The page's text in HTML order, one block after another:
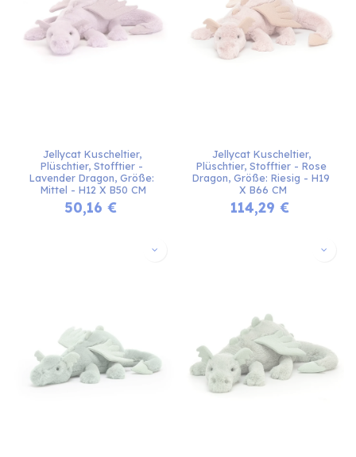
Jellycat Kuscheltier,
Plüschtier, Stofftier -
Lavender Dragon, Größe:
Mittel - H12 X B50 CM
50,16 €
Jellycat Kuscheltier,
Plüschtier, Stofftier - Rose
Dragon, Größe: Riesig - H19
X B66 CM
114,29 €